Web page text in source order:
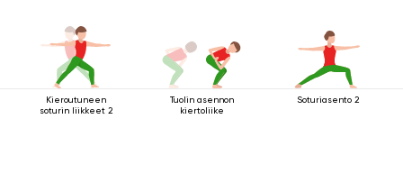
Kieroutuneen
soturin liikkeet 2
Tuolin asennon
kiertoliike
Soturiasento 2